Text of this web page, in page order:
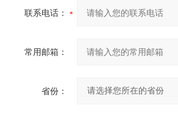
联系电话：
常用邮箱：
省份：